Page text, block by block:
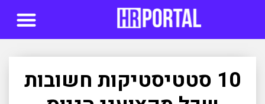
10 סטטיסטיקות חשובות